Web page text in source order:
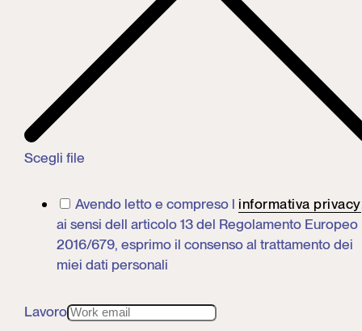
Scegli file
Avendo letto e compreso linformativa privacy
ai sensi dell articolo 13 del Regolamento Europeo
2016/679, esprimo il consenso al trattamento dei
miei dati personali
Lavoro